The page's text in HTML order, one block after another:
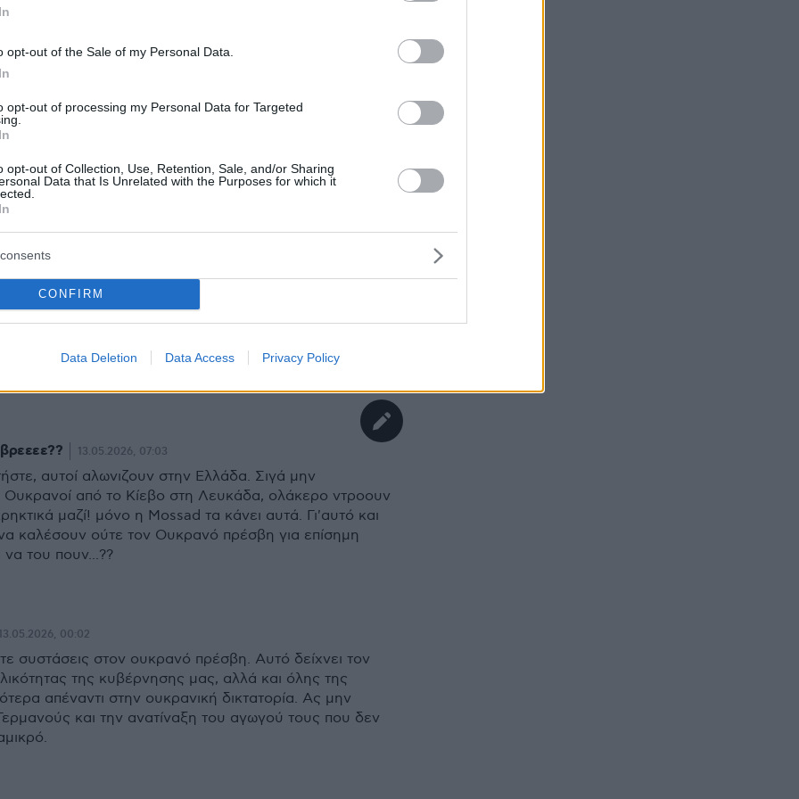
opt-out of the Sale of my Personal Data.
opt-out of processing my Personal Data for Targeted
opt-out of Collection, Use, Retention, Sale, and/or Sharing
Data that Is Unrelated with the Purposes for which it
CONFIRM
Data Deletion Data Access Privacy Policy
αντέτεινε πως θα διερευνήσει την
να επανέλθει, την στιγμή που το θαλάσσιο
από κλιμάκιο των Ενόπλων Δυνάμεων
του Πολεμικού Ναυτικού στην Αθήνα,
να γίνει σαφές ποιοι ήταν οι επιχειρησιακοί
Ειδήσειςαπό την Ελλάδα και τον Κόσμο, τη
στο Protothema.gr
(28)
13.05.2026, 07:03
αυτοί αλωνιζουν στην Ελλάδα. Σιγά μην
Ουκρανοί από το Κίεβο στη Λευκάδα, ολάκερο ντροουν
μαζί! μόνο η Mossad τα κάνει αυτά. Γι'αυτό και
καλέσουν ούτε τον Ουκρανό πρέσβη για επίσημη
να του πουν...??
13.05.2026, 00:02
συστάσεις στον ουκρανό πρέσβη. Αυτό δείχνει τον
της κυβέρνησης μας, αλλά και όλης της
απέναντι στην ουκρανική δικτατορία. Ας μην
και την ανατίναξη του αγωγού τους που δεν